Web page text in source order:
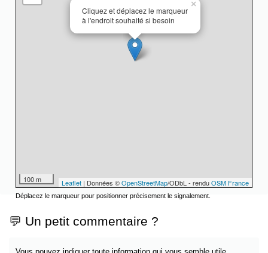
Cliquez et déplacez le marqueur
à l'endroit souhaité si besoin
×
100 m Leaflet | Données ©OpenStreetMap/ODbL - renduOSM France
Déplacez le marqueur pour positionner précisement le signalement.
💬 Un petit commentaire ?